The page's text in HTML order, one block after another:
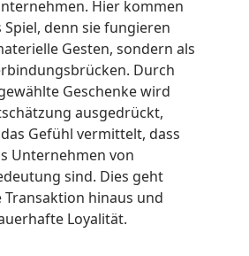
Hier kommen
Spiel, denn sie fungieren
Gesten, sondern als
Durch
Geschenke wird
ausgedrückt,
Gefühl vermittelt, dass
Unternehmen von
sind. Dies geht
hinaus und
Loyalität.